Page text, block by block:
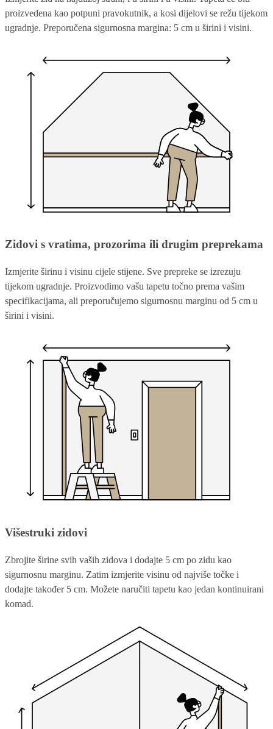
proizvedena kao potpuni pravokutnik, a kosi dijelovi se režu tijekom
ugradnje. Preporučena sigurnosna margina: 5 cm u širini i visini.
Zidovi s vratima, prozorima ili drugim preprekama
Izmjerite širinu i visinu cijele stijene. Sve prepreke se izrezuju
tijekom ugradnje. Proizvodimo vašu tapetu točno prema vašim
specifikacijama, ali preporučujemo sigurnosnu marginu od 5 cm u
širini i visini.
Višestruki zidovi
Zbrojite širine svih vaših zidova i dodajte 5 cm po zidu kao
sigurnosnu marginu. Zatim izmjerite visinu od najviše točke i
dodajte također 5 cm. Možete naručiti tapetu kao jedan kontinuirani
komad.